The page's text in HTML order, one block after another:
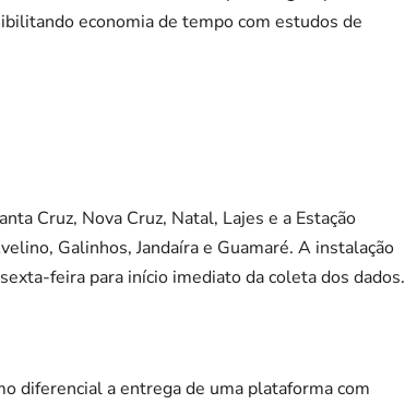
economia de tempo com estudos de
Cruz, Nova Cruz, Natal, Lajes e a Estação
Galinhos, Jandaíra e Guamaré. A instalação
feira para início imediato da coleta dos dados.
diferencial a entrega de uma plataforma com